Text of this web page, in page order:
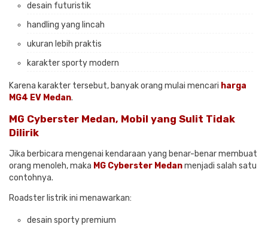
desain futuristik
handling yang lincah
ukuran lebih praktis
karakter sporty modern
Karena karakter tersebut, banyak orang mulai mencari harga
MG4 EV Medan.
MG Cyberster Medan, Mobil yang Sulit Tidak
Dilirik
Jika berbicara mengenai kendaraan yang benar-benar membuat
orang menoleh, maka MG Cyberster Medanmenjadi salah satu
contohnya.
Roadster listrik ini menawarkan:
desain sporty premium